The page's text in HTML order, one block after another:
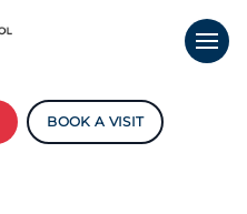
BOOK A VISIT